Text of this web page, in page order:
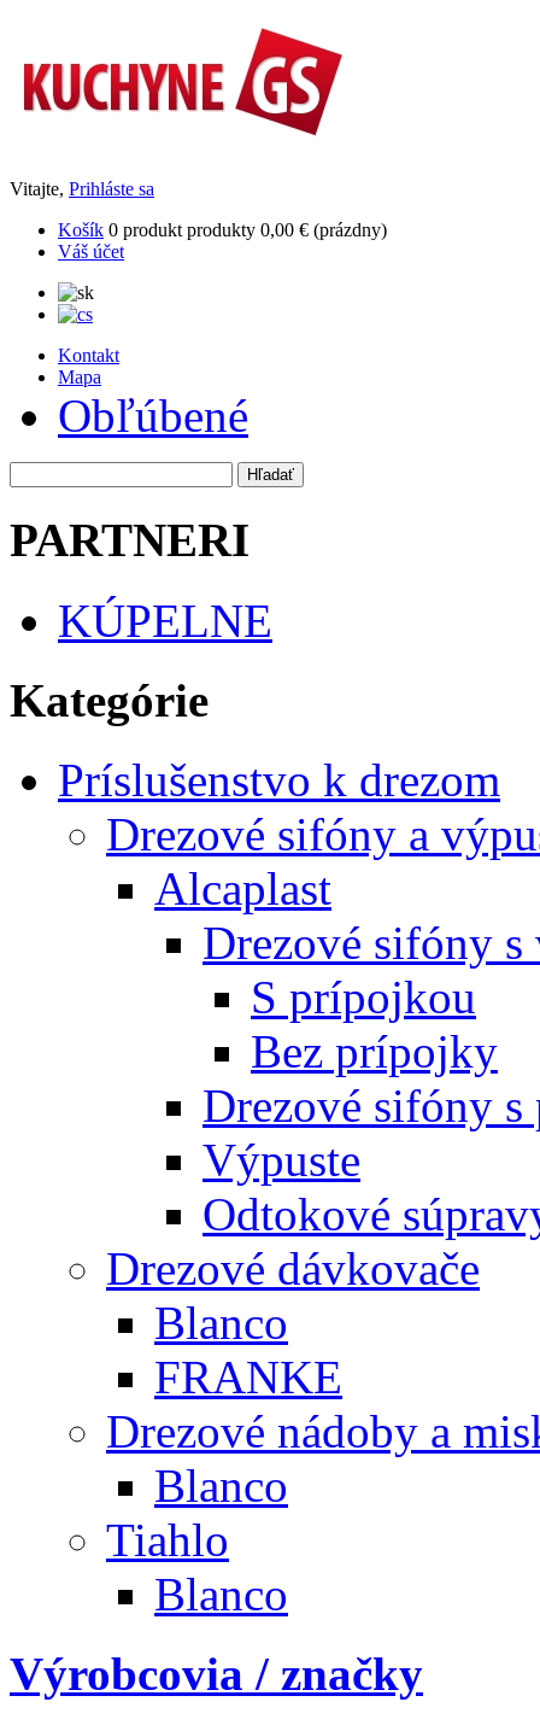
Vitajte, Prihláste sa
Košík 0 produkt produkty 0,00 € (prázdny)
Váš účet
Kontakt
Mapa
Obľúbené
PARTNERI
KÚPELNE
Kategórie
Príslušenstvo k drezom
Drezové sifóny a
Alcaplast
Drezové sifóny
S prípojkou
Bez prípojky
Drezové sifóny
Výpuste
Odtokové
Drezové dávkovače
Blanco
FRANKE
Drezové nádoby a
Blanco
Tiahlo
Blanco
Výrobcovia / značky